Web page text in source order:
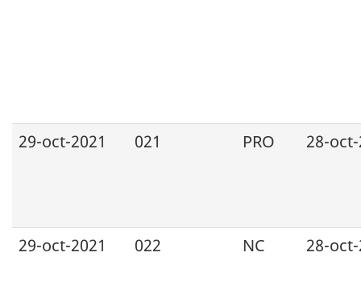
29-oct-2021 021 PRO 28-
29-oct-2021 022 NC 28-